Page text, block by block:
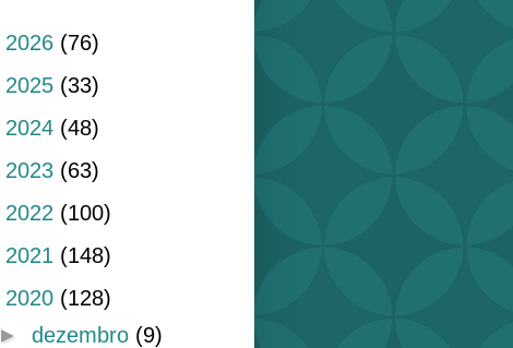
2026 (76)
2025 (33)
2024 (48)
2023 (63)
2022 (100)
2021 (148)
2020 (128)
► dezembro (9)